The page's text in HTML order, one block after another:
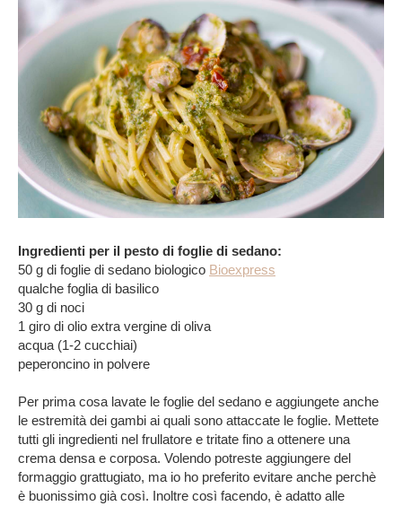
Ingredienti per il pesto di foglie di sedano:
50 g di foglie di sedano biologico Bioexpress
qualche foglia di basilico
30 g di noci
1 giro di olio extra vergine di oliva
acqua (1-2 cucchiai)
peperoncino in polvere
Per prima cosa lavate le foglie del sedano e aggiungete anche
le estremità dei gambi ai quali sono attaccate le foglie. Mettete
tutti gli ingredienti nel frullatore e tritate fino a ottenere una
crema densa e corposa. Volendo potreste aggiungere del
formaggio grattugiato, ma io ho preferito evitare anche perchè
è buonissimo già così. Inoltre così facendo, è adatto alle